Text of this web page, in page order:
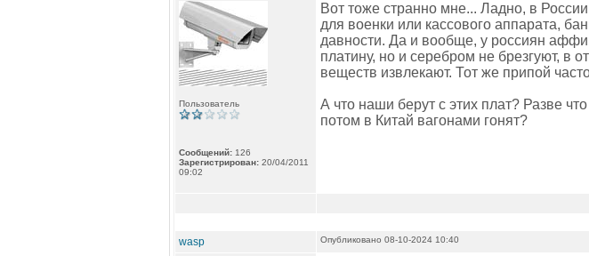
Пользователь
Сообщений: 126
Зарегистрирован: 20/04/2011
09:02
Вот тоже странно мне... Ладно, в
для военки или кассового аппарата,
давности. Да и вообще, у россиян
платину, но и серебром не брезгуют, в
веществ извлекают. Тот же припой
А что наши берут с этих плат? Разве
потом в Китай вагонами гонят?
wasp Опубликовано 08-10-2024 10:40